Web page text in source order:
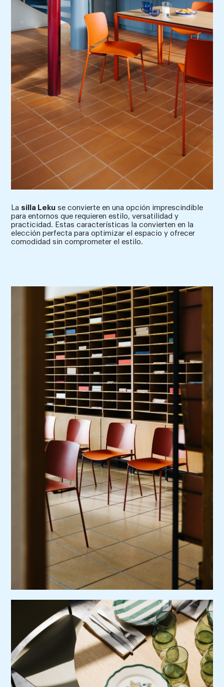
La silla Leku se convierte en una opción imprescindible
para entornos que requieren estilo, versatilidad y
practicidad. Estas características la convierten en la
elección perfecta para optimizar el espacio y ofrecer
comodidad sin comprometer el estilo.